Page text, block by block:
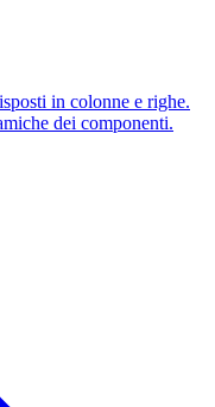
in colonne e righe.
dei componenti.